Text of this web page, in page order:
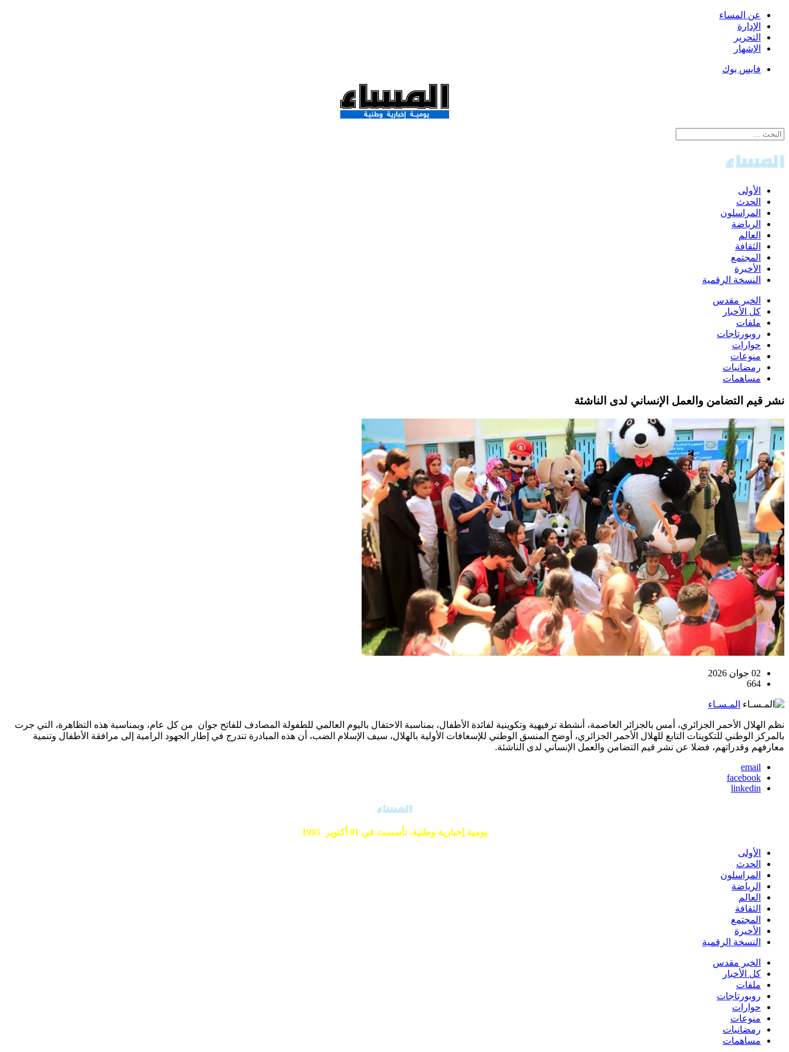
عن المساء
الإدارة
التحرير
الإشهار
فايس بوك
الأولى
الحدث
المراسلون
الرياضة
العالم
الثقافة
المجتمع
الأخيرة
النسخة الرقمية
الخبر مقدس
كل الأخبار
ملفات
روبورتاجات
حوارات
منوعات
رمضانيات
مساهمات
نشر قيم التضامن والعمل الإنساني لدى الناشئة
02 جوان 2026
664
المـسـاء
نظم الهلال الأحمر الجزائري، أمس بالجزائر العاصمة، أنشطة ترفيهية وتكوينية لفائدة الأطفال، بمناسبة الاحتفال باليوم العالمي للطفولة المصادف للفاتح جوان من كل عام، وبمناسبة هذه التظاهرة، التي جرت
بالمركز الوطني للتكوينات التابع للهلال الأحمر الجزائري، أوضح المنسق الوطني للإسعافات الأولية بالهلال، سيف الإسلام الضب، أن هذه المبادرة تندرج في إطار الجهود الرامية إلى مرافقة الأطفال وتنمية
معارفهم وقدراتهم، فضلا عن نشر قيم التضامن والعمل الإنساني لدى الناشئة.
email
facebook
linkedin
يومية إخبارية وطنية،تأسست في 01 أكتوبر 1985
الأولى
الحدث
المراسلون
الرياضة
العالم
الثقافة
المجتمع
الأخيرة
النسخة الرقمية
الخبر مقدس
كل الأخبار
ملفات
روبورتاجات
حوارات
منوعات
رمضانيات
مساهمات